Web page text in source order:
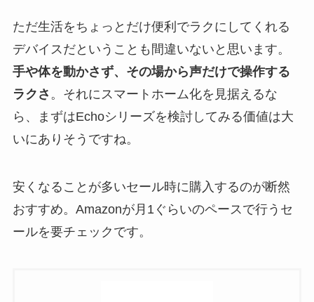
ただ生活をちょっとだけ便利でラクにしてくれる
デバイスだということも間違いないと思います。
手や体を動かさず、その場から声だけで操作する
ラクさ 。それにスマートホーム化を見据えるな
ら、まずはEchoシリーズを検討してみる価値は大
いにありそうですね。
安くなることが多いセール時に購入するのが断然
おすすめ。Amazonが月1ぐらいのペースで行うセ
ールを要チェックです。